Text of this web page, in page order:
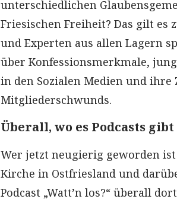
unterschiedlichen
Friesischen Freiheit? Das gilt es
und Experten aus allen Lagern
über Konfessionsmerkmale,
in den Sozialen Medien und
Mitgliederschwunds.
Überall, wo es Podcasts gibt
Wer jetzt neugierig geworden
Kirche in Ostfriesland und
Podcast „Watt’n los?“ überall